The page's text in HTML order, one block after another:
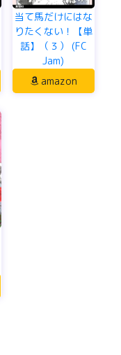
当て馬だけにはな
りたくない！【単
話】（３） (FC
Jam)
amazon